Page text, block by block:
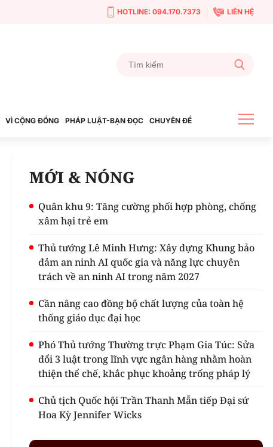
HOTLINE: 094.170.7373 LIÊN HỆ
VÌ CỘNG ĐỒNG PHÁP LUẬT-BẠN ĐỌC CHUYÊN ĐỀ
MỚI & NÓNG
Quân khu 9: Tăng cường phối hợp phòng, chống
xâm hại trẻ em
Thủ tướng Lê Minh Hưng: Xây dựng Khung bảo
đảm an ninh AI quốc gia và năng lực chuyên
trách về an ninh AI trong năm 2027
Cần nâng cao đồng bộ chất lượng của toàn hệ
thống giáo dục đại học
Phó Thủ tướng Thường trực Phạm Gia Túc: Sửa
đổi 3 luật trong lĩnh vực ngân hàng nhằm hoàn
thiện thể chế, khắc phục khoảng trống pháp lý
Chủ tịch Quốc hội Trần Thanh Mẫn tiếp Đại sứ
Hoa Kỳ Jennifer Wicks